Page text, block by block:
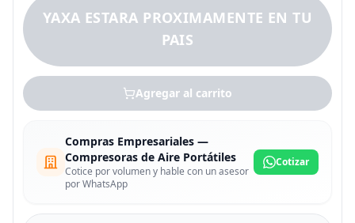
YAXA ESTARA PROXIMAMENTE EN TU
PAIS
Agregar al carrito
Compras Empresariales —
Compresoras de Aire Portátiles
Cotice por volumen y hable con un asesor
por WhatsApp
Cotizar